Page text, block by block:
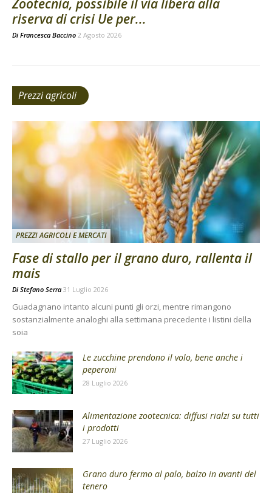
Zootecnia, possibile il via libera alla
riserva di crisi Ue per...
Di Francesca Baccino 2 Agosto 2026
Prezzi agricoli
PREZZI AGRICOLI E MERCATI
Fase di stallo per il grano duro, rallenta il
mais
Di Stefano Serra 31 Luglio 2026
Guadagnano intanto alcuni punti gli orzi, mentre rimangono
sostanzialmente analoghi alla settimana precedente i listini della
soia
Le zucchine prendono il volo, bene anche i
peperoni
28 Luglio 2026
Alimentazione zootecnica: diffusi rialzi su tutti
i prodotti
27 Luglio 2026
Grano duro fermo al palo, balzo in avanti del
tenero